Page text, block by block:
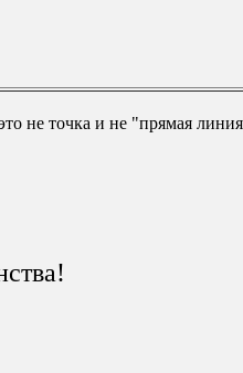
не точка и не "прямая